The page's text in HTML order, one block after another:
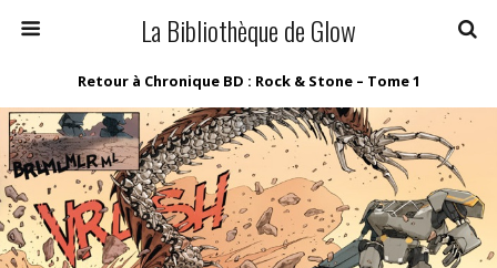
La Bibliothèque de Glow
Retour à Chronique BD : Rock & Stone – Tome 1